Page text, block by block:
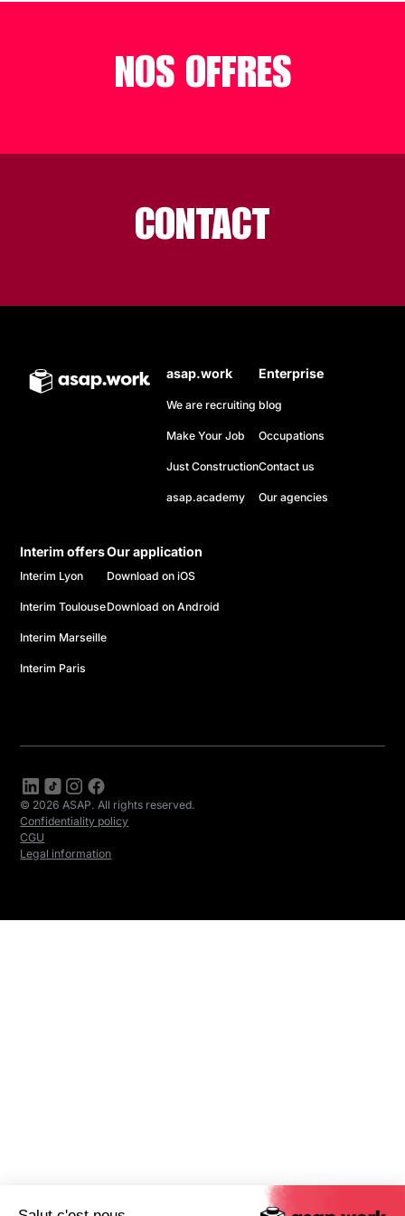
NOS OFFRES
CONTACT
asap.work
We are recruiting
Make Your Job
Just Construction
asap.academy
Enterprise
blog
Occupations
Contact us
Our agencies
Interim offers
Interim Lyon
Interim Toulouse
Interim Marseille
Interim Paris
Our application
Download on iOS
Download on Android
Legal information
CGU
Confidentiality policy
© 2026 ASAP. All rights reserved.